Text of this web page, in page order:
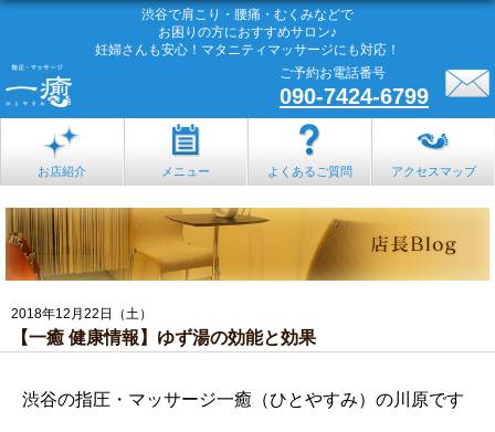
渋谷で肩こり・腰痛・むくみなどで
お困りの方におすすめサロン♪
妊婦さんも安心！マタニティマッサージにも対応！
ご予約お電話番号
090-7424-6799
お店紹介 メニュー よくあるご質問 アクセスマップ
2018年12月22日（土）
【一癒 健康情報】ゆず湯の効能と効果
渋谷の指圧・マッサージ一癒（ひとやすみ）の川原です